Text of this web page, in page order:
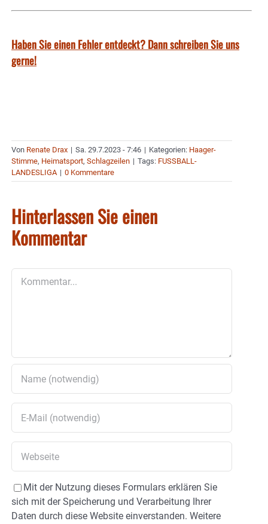
Haben Sie einen Fehler entdeckt? Dann schreiben Sie uns
gerne!
Von Renate Drax | Sa. 29.7.2023 - 7:46 | Kategorien: Haager-
Stimme, Heimatsport, Schlagzeilen | Tags: FUSSBALL-
LANDESLIGA | 0 Kommentare
Hinterlassen Sie einen
Kommentar
Mit der Nutzung dieses Formulars erklären Sie
sich mit der Speicherung und Verarbeitung Ihrer
Daten durch diese Website einverstanden. Weitere